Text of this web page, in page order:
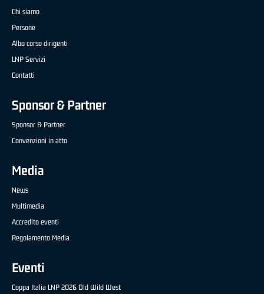
Chi siamo
Persone
Albo corso dirigenti
LNP Servizi
Contatti
Sponsor & Partner
Sponsor & Partner
Convenzioni in atto
Media
News
Multimedia
Accredito eventi
Regolamento Media
Eventi
Coppa Italia LNP 2026 Old Wild West